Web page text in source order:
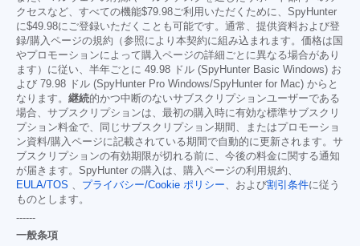
クセスなど、すべての機能$79.98ご利用いただくために、SpyHunter
に$49.98にご登録いただくことも可能です。通常、提供資料および登
録/購入ページの規約（参照により本契約に組み込まれます。価格は国
やプロモーションによって購入ページの詳細ごとに異なる場合があり
ます）に従い、半年ごとに 49.98 ドル (SpyHunter Basic Windows) お
よび 79.98 ドル (SpyHunter Pro Windows/SpyHunter for Mac) からと
なります。 継続的かつ中断のないサブスクリプションユーザーである
場合、サブスクリプションは、最初の購入時に有効な標準サブスクリ
プション料金で、同じサブスクリプション期間、またはプロモーショ
ン資料/購入ページに記載されている期間で自動的に更新されます。サ
ブスクリプションの有効期限が切れる前に、今後の料金に関する通知
が届きます。SpyHunter の購入は、購入ページの利用規約、
EULA/TOS 、 プライバシー/Cookie ポリシー、および割引条件に従う
ものとします。
------
一般条項